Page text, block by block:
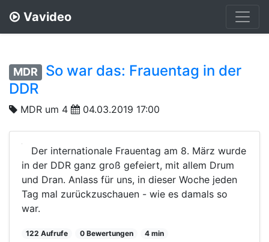
Vavideo
MDR
So war das: Frauentag in der
DDR
MDR um 4 04.03.2019 17:00
Der internationale Frauentag am 8. März wurde
in der DDR ganz groß gefeiert, mit allem Drum
und Dran. Anlass für uns, in dieser Woche jeden
Tag mal zurückzuschauen - wie es damals so
war.
122 Aufrufe 0 Bewertungen
4 min